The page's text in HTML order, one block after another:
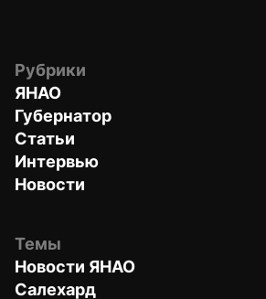
Рубрики
ЯНАО
Губернатор
Статьи
Интервью
Новости
Темы
Новости ЯНАО
Салехард